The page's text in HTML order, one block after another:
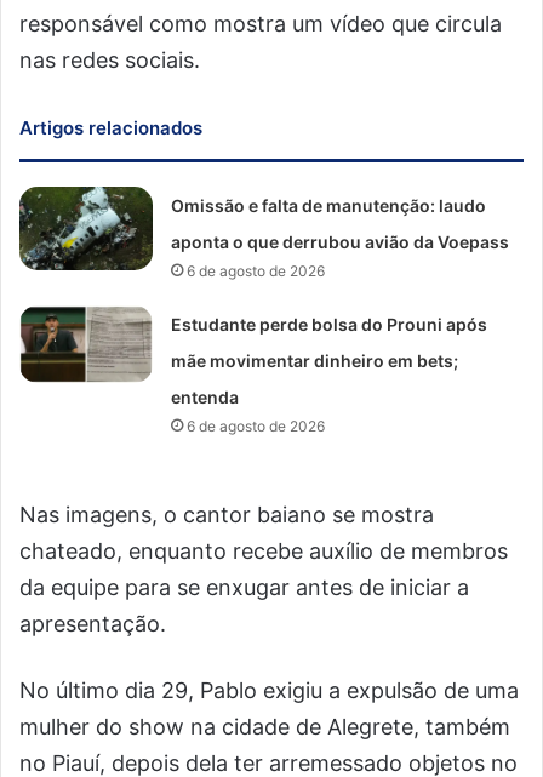
responsável como mostra um vídeo que circula
nas redes sociais.
Artigos relacionados
Omissão e falta de manutenção: laudo
aponta o que derrubou avião da Voepass
6 de agosto de 2026
Estudante perde bolsa do Prouni após
mãe movimentar dinheiro em bets;
entenda
6 de agosto de 2026
Nas imagens, o cantor baiano se mostra
chateado, enquanto recebe auxílio de membros
da equipe para se enxugar antes de iniciar a
apresentação.
No último dia 29, Pablo exigiu a expulsão de uma
mulher do show na cidade de Alegrete, também
no Piauí, depois dela ter arremessado objetos no